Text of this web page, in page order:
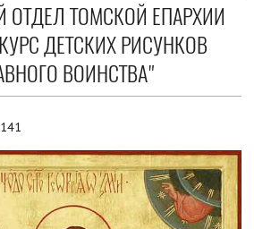
ТОМСКОЙ ЕПАРХИИ
ДЕТСКИХ РИСУНКОВ
ВОИНСТВА"